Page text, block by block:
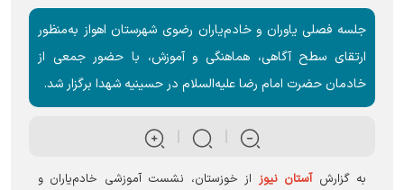
جلسه فصلی یاوران و خادم‌یاران رضوی شهرستان اهواز به‌منظور
ارتقای سطح آگاهی، هماهنگی و آموزش، با حضور جمعی از
خادمان حضرت امام رضا علیه‌السلام در حسینیه شهدا برگزار شد.
به گزارشآستان نیوز از خوزستان، نشست آموزشی خادم‌یاران و